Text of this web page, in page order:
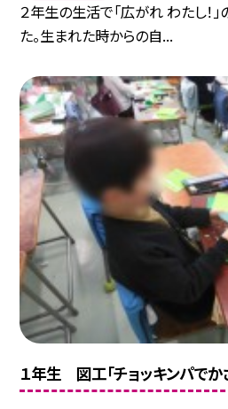
２年生の生活で「広がれ わたし！
た。生まれた時からの自...
１年生 図工「チョッキンパでか